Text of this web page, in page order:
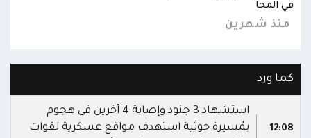
في المخا
منذ شهرين
كما ورد
12:08
استشهاد 3 جنود وإصابة 4 آخرين في هجوم
بمُسيرة حوثية استهدف مواقع عسكرية لقوات